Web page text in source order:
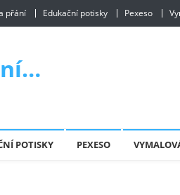
přání Edukační potisky Pexeso
POTISKY PEXESO